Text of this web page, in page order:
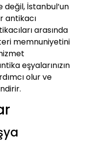
değil, İstanbul’un
antikacı
arasında
memnuniyetini
eşyalarınızın
olur ve